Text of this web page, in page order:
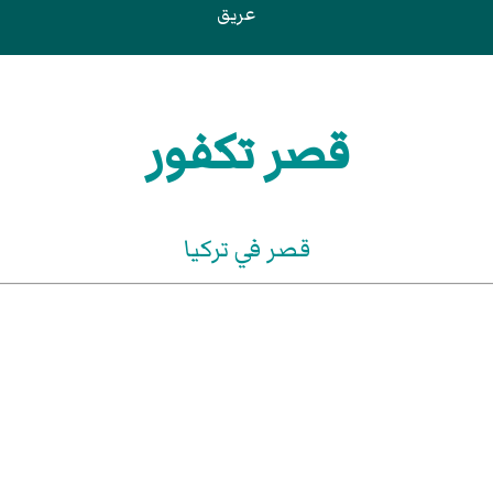
عريق
قصر تكفور
قصر في تركيا